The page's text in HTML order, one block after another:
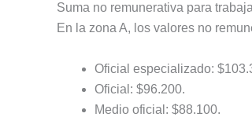
Suma no remunerativa para
En la zona A, los valores no
Oficial especializado:
Oficial: $96.200.
Medio oficial: $88.100.